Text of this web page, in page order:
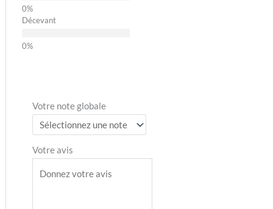
Décevant
Votre note globale
Votre avis